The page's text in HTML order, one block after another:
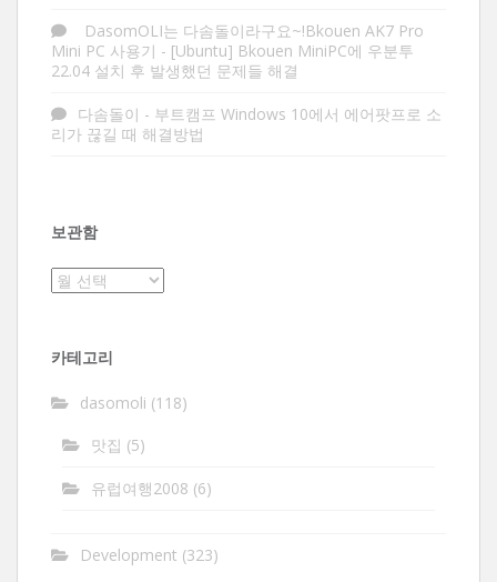
DasomOLI는 다솜돌이라구요~!Bkouen AK7 Pro
Mini PC 사용기 - [Ubuntu] Bkouen MiniPC에 우분투
22.04 설치 후 발생했던 문제들 해결
다솜돌이 - 부트캠프 Windows 10에서 에어팟프로 소
리가 끊길 때 해결방법
보관함
보
카테고리
dasomoli (118)
맛집 (5)
유럽여행2008 (6)
Development (323)